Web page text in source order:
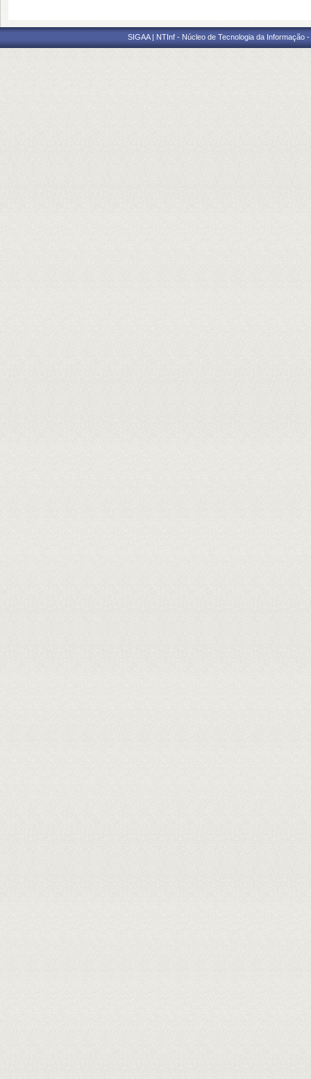
SIGAA | NTInf - Núcleo de Tecnologia da